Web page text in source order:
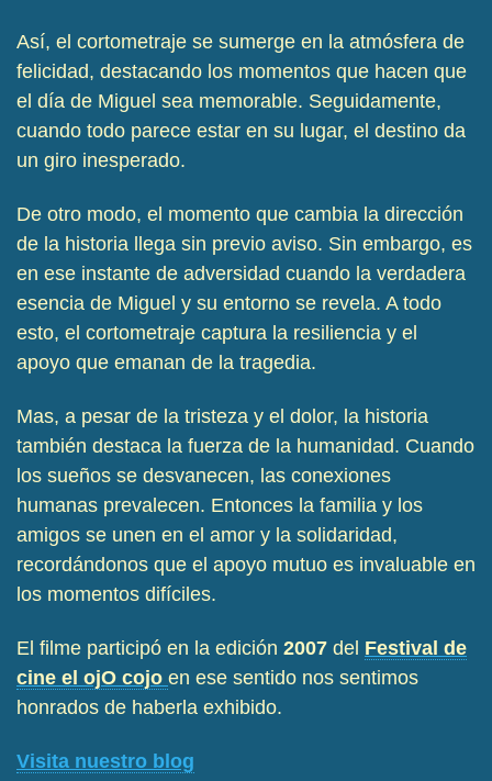
Así, el cortometraje se sumerge en la atmósfera de
felicidad, destacando los momentos que hacen que
el día de Miguel sea memorable. Seguidamente,
cuando todo parece estar en su lugar, el destino da
un giro inesperado.
De otro modo, el momento que cambia la dirección
de la historia llega sin previo aviso. Sin embargo, es
en ese instante de adversidad cuando la verdadera
esencia de Miguel y su entorno se revela. A todo
esto, el cortometraje captura la resiliencia y el
apoyo que emanan de la tragedia.
Mas, a pesar de la tristeza y el dolor, la historia
también destaca la fuerza de la humanidad. Cuando
los sueños se desvanecen, las conexiones
humanas prevalecen. Entonces la familia y los
amigos se unen en el amor y la solidaridad,
recordándonos que el apoyo mutuo es invaluable en
los momentos difíciles.
El filme participó en la edición 2007 del Festival de
cine el ojO cojo en ese sentido nos sentimos
honrados de haberla exhibido.
Visita nuestro blog